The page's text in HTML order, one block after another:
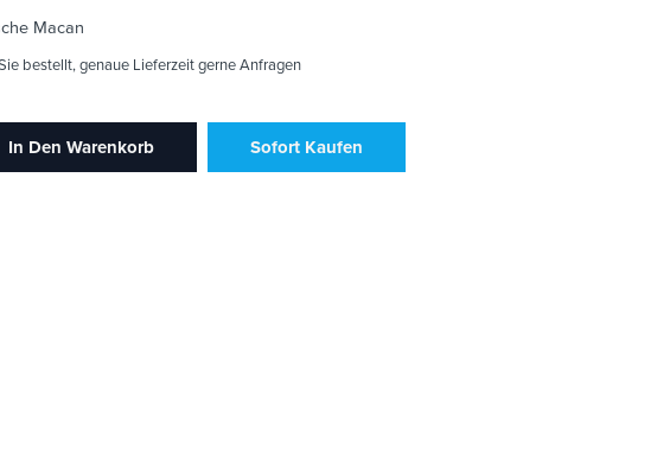
Macan
bestellt, genaue Lieferzeit gerne Anfragen
In Den Warenkorb Sofort Kaufen